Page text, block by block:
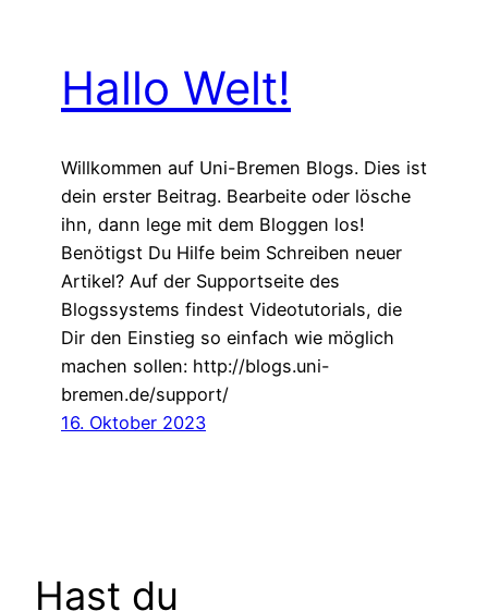
Hallo Welt!
Willkommen auf Uni-Bremen Blogs. Dies ist
dein erster Beitrag. Bearbeite oder lösche
ihn, dann lege mit dem Bloggen los!
Benötigst Du Hilfe beim Schreiben neuer
Artikel? Auf der Supportseite des
Blogssystems findest Videotutorials, die
Dir den Einstieg so einfach wie möglich
machen sollen: http://blogs.uni-
bremen.de/support/
16. Oktober 2023
Hast du